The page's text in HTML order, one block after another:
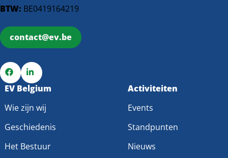
BTW: BE0419164219
contact@ev.be
Ga
Facebook
Ga
LinkedIn
EV Belgium
Wie zijn wij
Geschiedenis
Het Bestuur
Activiteiten
Events
Standpunten
Nieuws